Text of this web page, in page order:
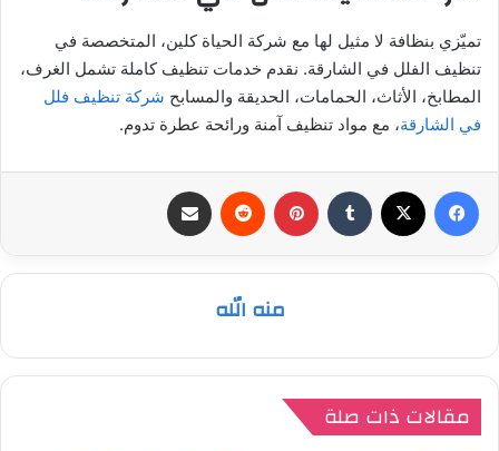
تميّزي بنظافة لا مثيل لها مع شركة الحياة كلين، المتخصصة في
تنظيف الفلل في الشارقة. نقدم خدمات تنظيف كاملة تشمل الغرف،
المطابخ، الأثاث، الحمامات، الحديقة والمسابح شركة تنظيف فلل
في الشارقة، مع مواد تنظيف آمنة ورائحة عطرة تدوم.
فيسبوك بينتيريست
منه الله
مقالات ذات صلة